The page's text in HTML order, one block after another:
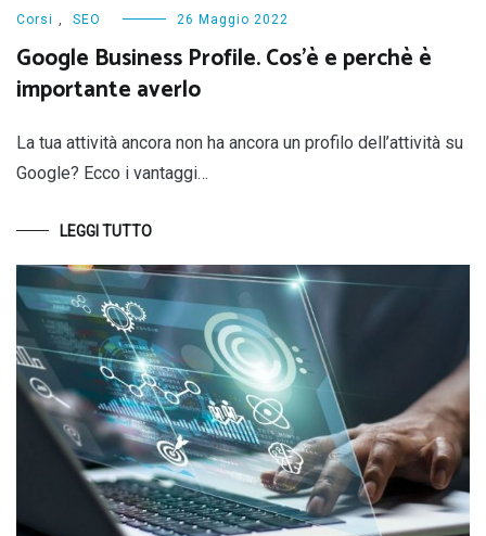
Corsi , SEO 26 Maggio 2022
Google Business Profile. Cos’è e perchè è
importante averlo
La tua attività ancora non ha ancora un profilo dell’attività su
Google? Ecco i vantaggi…
LEGGI TUTTO